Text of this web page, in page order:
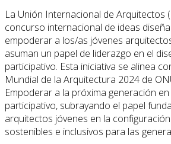
La Unión Internacional de Arquitectos
concurso internacional de ideas
empoderar a los/as jóvenes
asuman un papel de liderazgo en el
participativo. Esta iniciativa se alinea
Mundial de la Arquitectura 2024 de
Empoderar a la próxima generación
participativo, subrayando el papel
arquitectos jóvenes en la
sostenibles e inclusivos para las